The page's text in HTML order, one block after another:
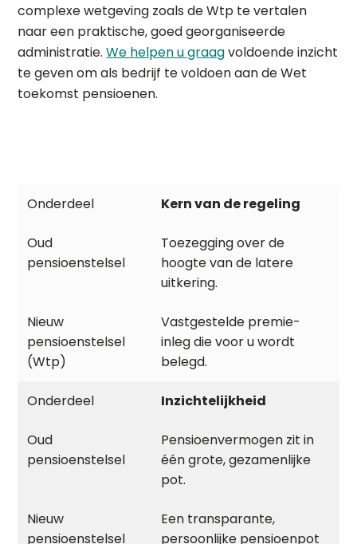
complexe wetgeving zoals de Wtp te vertalen
naar een praktische, goed georganiseerde
administratie.We helpen u graagvoldoende inzicht
te geven om als bedrijf te voldoen aan de Wet
toekomst pensioenen.
Kern van de regeling
Toezegging over de
hoogte van de latere
uitkering.
Vastgestelde premie-
inleg die voor u wordt
belegd.
Inzichtelijkheid
Pensioenvermogen zit in
één grote, gezamenlijke
pot.
Een transparante,
persoonlijke pensioenpot